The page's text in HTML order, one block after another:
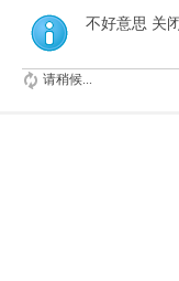
不好意思 关
请稍候...